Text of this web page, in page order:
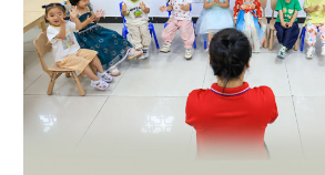
浙江 安徽 福建
山东 河南
广东 广西 海南